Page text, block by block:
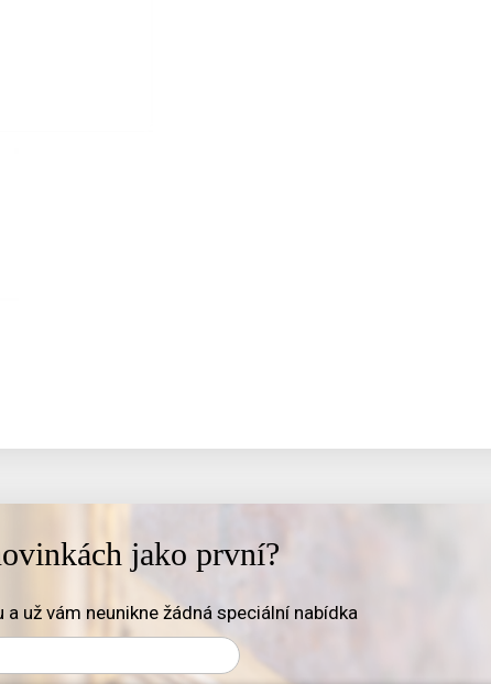
jako první?
už vám neunikne žádná speciální nabídka